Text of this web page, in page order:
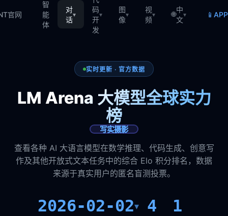
官网
智
能
体
对
话
▾
码
开
发
▾
图
像
▾
视
频
▾ 🌐
中
文
▾ 📱
实时更新 · 官方数据
LM Arena 大模型全球实力
榜
写实摄影
查看各种 AI 大语言模型在数学推理、代码生成、创意写
作及其他开放式文本任务中的综合 Elo 积分排名，数据
来源于真实用户的匿名盲测投票。
2026-02-02▾ 4 1